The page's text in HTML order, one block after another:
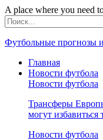
A place where you need
Футбольные прогнозы
Главная
Новости футбола
Новости футбола
Трансферы
могут
Новости футбола